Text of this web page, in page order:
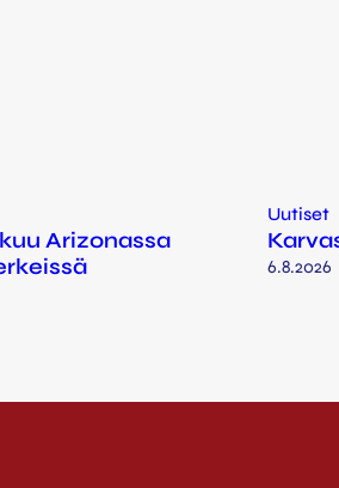
Arizonassa
Uutiset
6.8.2026